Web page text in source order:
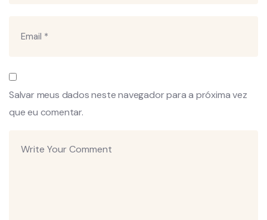
Salvar meus dados neste navegador para a próxima vez
que eu comentar.